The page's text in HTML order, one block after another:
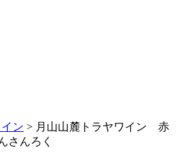
イン > 月山山麓トラヤワイン 赤
さんろく